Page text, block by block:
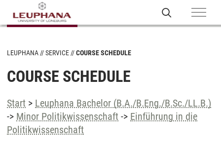
LEUPHANA SERVICE COURSE SCHEDULE
COURSE SCHEDULE
Start > Leuphana Bachelor (B.A./B.Eng./B.Sc./LL.B.)
-> Minor Politikwissenschaft -> Einführung in die
Politikwissenschaft